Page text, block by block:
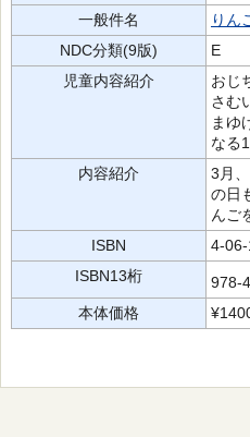
一般件名
りん
NDC分類(9版)
E
児童内容紹介
おじ
さむ
まゆ
なる
内容紹介
3月
の日
んご
ISBN
4-
ISBN13桁
978-
本体価格